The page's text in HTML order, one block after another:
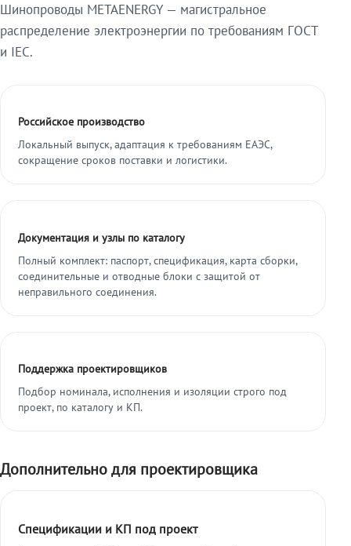
Шинопроводы METAENERGY — магистральное
распределение электроэнергии по требованиям ГОСТ
и IEC.
Российское производство
Локальный выпуск, адаптация к требованиям ЕАЭС,
сокращение сроков поставки и логистики.
Документация и узлы по каталогу
Полный комплект: паспорт, спецификация, карта сборки,
соединительные и отводные блоки с защитой от
неправильного соединения.
Поддержка проектировщиков
Подбор номинала, исполнения и изоляции строго под
проект, по каталогу и КП.
Дополнительно для проектировщика
Спецификации и КП под проект